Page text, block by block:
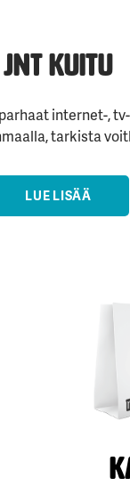
JNT Kuitu
internet-,
tarkista
LUE LISÄÄ